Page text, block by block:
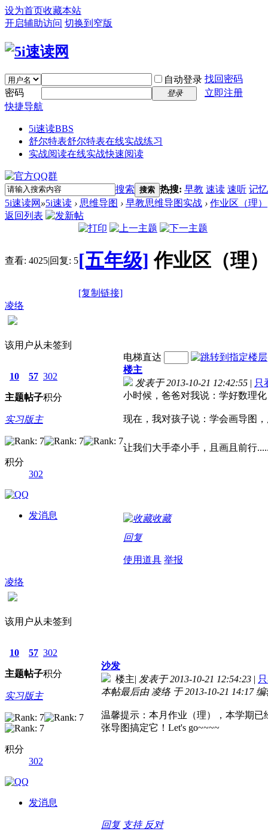
设为首页收藏本站
开启辅助访问 切换到窄版
自动登录 找回密码
密码
登录
立即注册
快捷导航
5i速读BBS
舒尔特表舒尔特表在线实战练习
实战阅读在线实战快速阅读
搜索 搜索 热搜: 早教 速读 速听 记忆
5i速读网 »5i速读 › 思维导图 › 早教思维导图实战 › 作业区（理）
返回列表
查看: 4025|回复: 5[五年级] 作业区（理）
[复制链接]
凌络
该用户从未签到
10
主题
57
帖子
302
积分
实习版主
积分
302
发消息
电梯直达
楼主
发表于 2013-10-21 12:42:55 | 只
小时候，爸爸对我说：学好数理
现在，我对孩子说：学会画导图
让我们大手牵小手，且画且前行
收藏
回复
使用道具 举报
凌络
该用户从未签到
10
主题
57
帖子
302
积分
实习版主
积分
302
发消息
沙发
楼主| 发表于 2013-10-21 12:54:23 |
本帖最后由 凌络 于 2013-10-21 14:17 编
温馨提示：本月作业（理），本学期
张导图搞定它！Let's go~~~~
回复 支持 反对